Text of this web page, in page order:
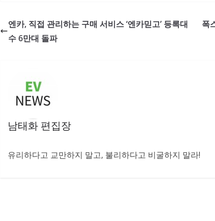
엔카, 직접 관리하는 구매 서비스 ‘엔카믿고’ 등록대
수 6만대 돌파
폭
남태화 편집장
유리하다고 교만하지 말고, 불리하다고 비굴하지 말라!